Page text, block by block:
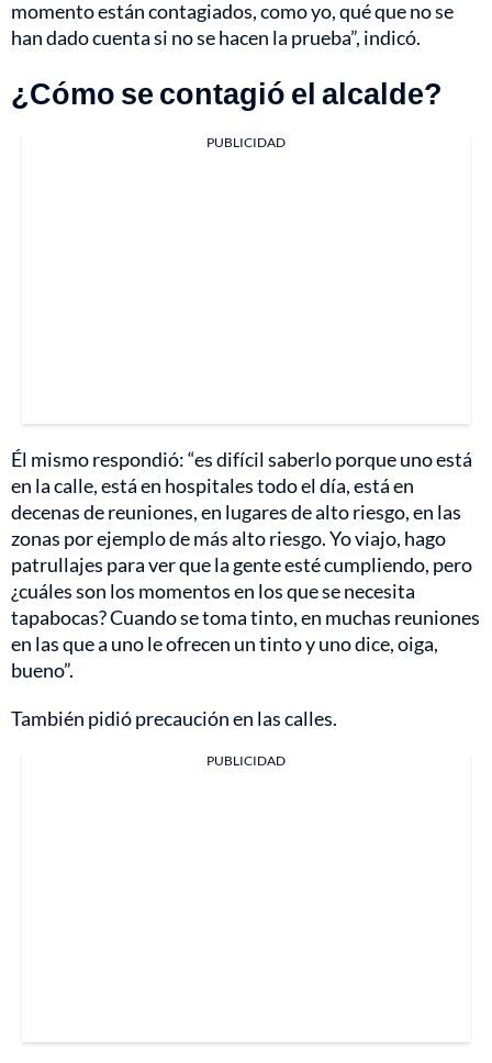
momento están contagiados, como yo, qué que no se
han dado cuenta si no se hacen la prueba”, indicó.
¿Cómo se contagió el alcalde?
PUBLICIDAD
Él mismo respondió: “es difícil saberlo porque uno está
en la calle, está en hospitales todo el día, está en
decenas de reuniones, en lugares de alto riesgo, en las
zonas por ejemplo de más alto riesgo. Yo viajo, hago
patrullajes para ver que la gente esté cumpliendo, pero
¿cuáles son los momentos en los que se necesita
tapabocas? Cuando se toma tinto, en muchas reuniones
en las que a uno le ofrecen un tinto y uno dice, oiga,
bueno”.
También pidió precaución en las calles.
PUBLICIDAD